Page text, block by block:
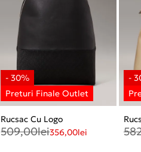
Rucsac Cu Logo
509,00lei356,00lei